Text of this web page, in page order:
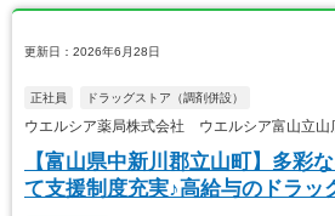
更新日：2026年6月28日
正社員 ドラッグストア（調剤併設）
ウエルシア薬局株式会社 ウエルシア富山立山
【富山県中新川郡立山町】多彩
て支援制度充実♪高給与のドラ